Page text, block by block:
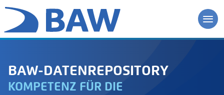
BAW-DATENREPOSITORY
KOMPETENZ FÜR DIE